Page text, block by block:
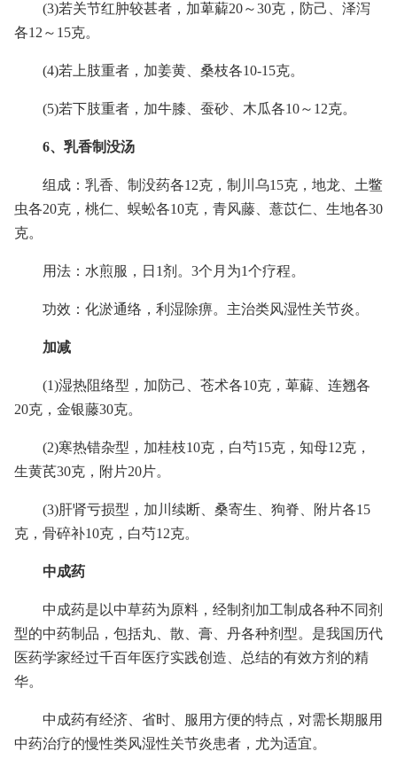
(3)若关节红肿较甚者，加萆薢20～30克，防己、泽泻
各12～15克。
(4)若上肢重者，加姜黄、桑枝各10-15克。
(5)若下肢重者，加牛膝、蚕砂、木瓜各10～12克。
6、乳香制没汤
组成：乳香、制没药各12克，制川乌15克，地龙、土鳖
虫各20克，桃仁、蜈蚣各10克，青风藤、薏苡仁、生地各30
克。
用法：水煎服，日1剂。3个月为1个疗程。
功效：化淤通络，利湿除痹。主治类风湿性关节炎。
加减
(1)湿热阻络型，加防己、苍术各10克，萆薢、连翘各
20克，金银藤30克。
(2)寒热错杂型，加桂枝10克，白芍15克，知母12克，
生黄芪30克，附片20片。
(3)肝肾亏损型，加川续断、桑寄生、狗脊、附片各15
克，骨碎补10克，白芍12克。
中成药
中成药是以中草药为原料，经制剂加工制成各种不同剂
型的中药制品，包括丸、散、膏、丹各种剂型。是我国历代
医药学家经过千百年医疗实践创造、总结的有效方剂的精
华。
中成药有经济、省时、服用方便的特点，对需长期服用
中药治疗的慢性类风湿性关节炎患者，尤为适宜。